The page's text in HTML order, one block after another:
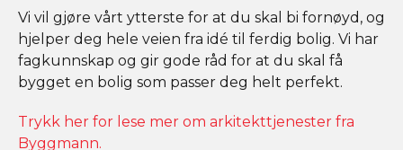
Vi vil gjøre vårt ytterste for at du skal bi fornøyd, og
hjelper deg hele veien fra idé til ferdig bolig. Vi har
fagkunnskap og gir gode råd for at du skal få
bygget en bolig som passer deg helt perfekt.
Trykk her for lese mer om arkitekttjenester fra
Byggmann.